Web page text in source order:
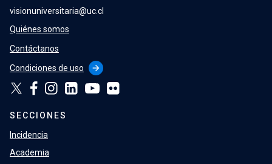
visionuniversitaria@uc.cl
Quiénes somos
Contáctanos
Condiciones de uso
arrow_forward
SECCIONES
Incidencia
Academia